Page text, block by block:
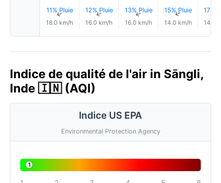
11% Pluie
↑
18.0 km/h
12% Pluie
↑
16.0 km/h
13% Pluie
↑
16.0 km/h
15% Pluie
↑
14.0 km/h
17%
14.0
Indice de qualité de l'air in Sāngli,
Inde 🇮🇳 (AQI)
Indice US EPA
Environmental Protection Agency
1